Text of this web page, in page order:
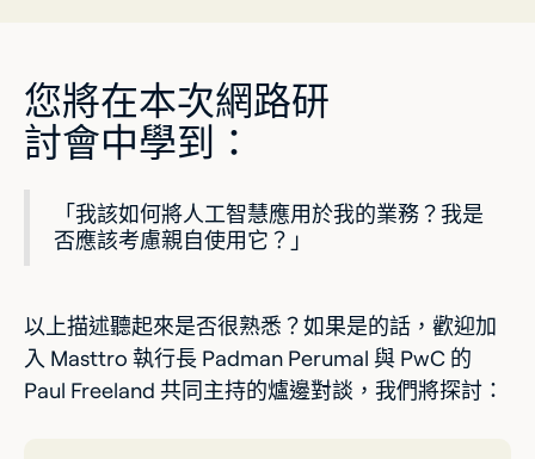
您將在本次網路研
討會中學到：
「我該如何將人工智慧應用於我的業務？我是
否應該考慮親自使用它？」
以上描述聽起來是否很熟悉？如果是的話，歡迎加
入 Masttro 執行長 Padman Perumal 與 PwC 的
Paul Freeland 共同主持的爐邊對談，我們將探討：